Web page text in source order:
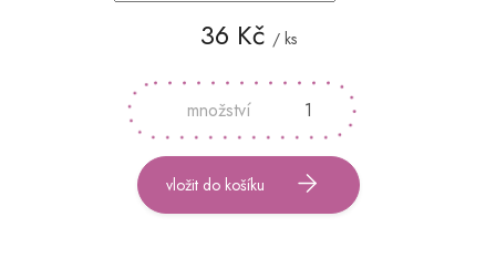
36 Kč / ks
cena:
vložit do košíku